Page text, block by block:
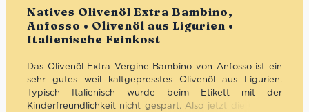
Natives Olivenöl Extra Bambino,
Anfosso • Olivenöl aus Ligurien •
Italienische Feinkost
Das Olivenöl Extra Vergine Bambino von Anfosso ist ein
sehr gutes weil kaltgepresstes Olivenöl aus Ligurien.
Typisch Italienisch wurde beim Etikett mit der
Kinderfreundlichkeit nicht gespart. Also jetzt die Chance
Bewertet
mit5.00von
5